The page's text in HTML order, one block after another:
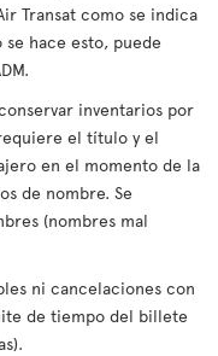
Transat como se indica
se hace esto, puede
inventarios por
el título y el
en el momento de la
de nombre. Se
(nombres mal
ni cancelaciones con
de tiempo del billete